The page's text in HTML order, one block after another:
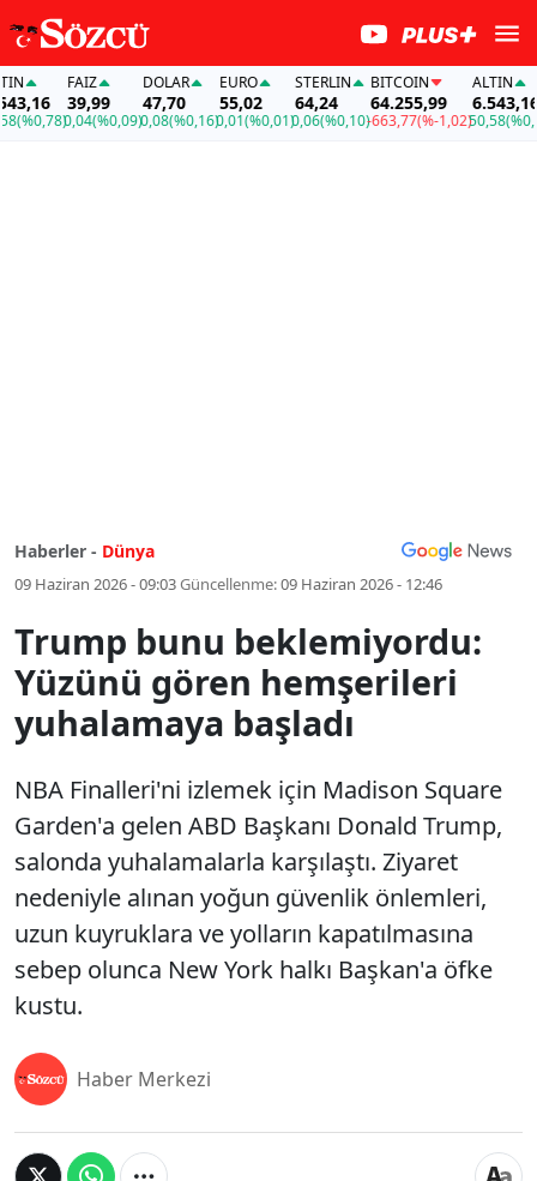
FAİZ
39,99
0,04(%0,09)
DOLAR
47,70
0,08(%0,16)
EURO
55,02
0,01(%0,01)
STERLIN
64,24
0,06(%0,10)
BITCOIN
64.255,99
-663,77(%-1,02)
ALTIN
6.543,16
50,58(%0,78)
Haberler - Dünya
09 Haziran 2026 - 09:03Güncellenme:09 Haziran 2026 - 12:46
Trump bunu beklemiyordu:
Yüzünü gören hemşerileri
yuhalamaya başladı
NBA Finalleri'ni izlemek için Madison Square
Garden'a gelen ABD Başkanı Donald Trump,
salonda yuhalamalarla karşılaştı. Ziyaret
nedeniyle alınan yoğun güvenlik önlemleri,
uzun kuyruklara ve yolların kapatılmasına
sebep olunca New York halkı Başkan'a öfke
kustu.
Haber Merkezi